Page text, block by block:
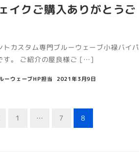
イクご購入ありがとうご
カスタム専門ブルーウェーブ小禄バイパ
す。 ご紹介の屋良様ご […]
ーウェーブHP担当 2021年3月9日
1 … 7 8